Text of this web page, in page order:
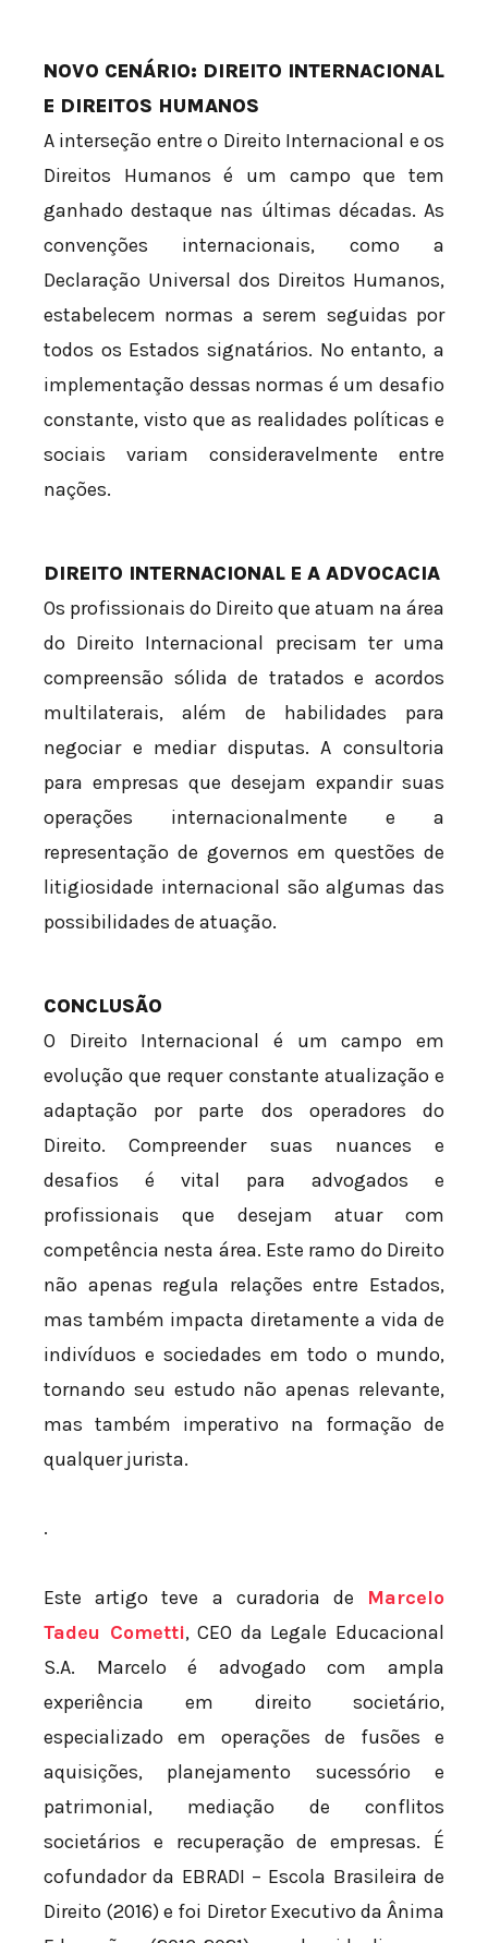
NOVO CENÁRIO: DIREITO INTERNACIONAL
E DIREITOS HUMANOS
A interseção entre o Direito Internacional e os
Direitos Humanos é um campo que tem
ganhado destaque nas últimas décadas. As
convenções internacionais, como a
Declaração Universal dos Direitos Humanos,
estabelecem normas a serem seguidas por
todos os Estados signatários. No entanto, a
implementação dessas normas é um desafio
constante, visto que as realidades políticas e
sociais variam consideravelmente entre
nações.
DIREITO INTERNACIONAL E A ADVOCACIA
Os profissionais do Direito que atuam na área
do Direito Internacional precisam ter uma
compreensão sólida de tratados e acordos
multilaterais, além de habilidades para
negociar e mediar disputas. A consultoria
para empresas que desejam expandir suas
operações internacionalmente e a
representação de governos em questões de
litigiosidade internacional são algumas das
possibilidades de atuação.
CONCLUSÃO
O Direito Internacional é um campo em
evolução que requer constante atualização e
adaptação por parte dos operadores do
Direito. Compreender suas nuances e
desafios é vital para advogados e
profissionais que desejam atuar com
competência nesta área. Este ramo do Direito
não apenas regula relações entre Estados,
mas também impacta diretamente a vida de
indivíduos e sociedades em todo o mundo,
tornando seu estudo não apenas relevante,
mas também imperativo na formação de
qualquer jurista.
.
Este artigo teve a curadoria de Marcelo
Tadeu Cometti, CEO da Legale Educacional
S.A. Marcelo é advogado com ampla
experiência em direito societário,
especializado em operações de fusões e
aquisições, planejamento sucessório e
patrimonial, mediação de conflitos
societários e recuperação de empresas. É
cofundador da EBRADI – Escola Brasileira de
Direito (2016) e foi Diretor Executivo da Ânima